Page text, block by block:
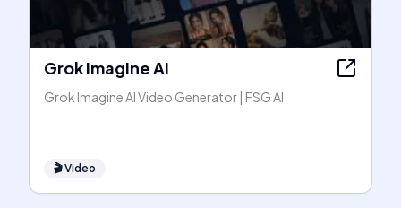
Grok Imagine AI
Grok Imagine AI Video Generator | FSG AI
🎬Video